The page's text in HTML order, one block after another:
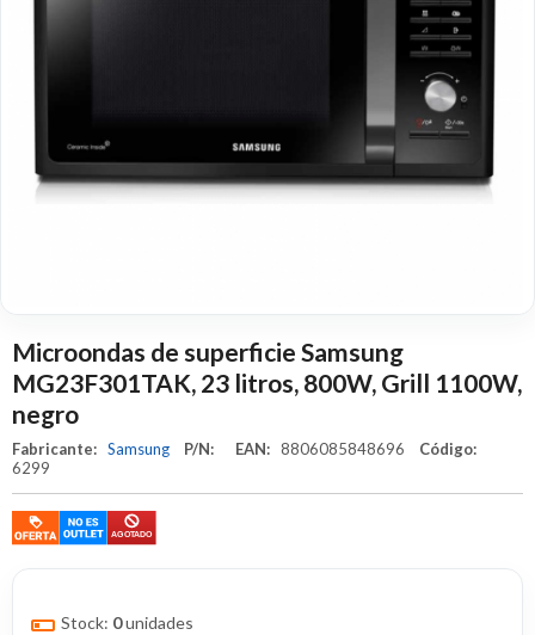
Microondas de superficie Samsung
MG23F301TAK, 23 litros, 800W, Grill 1100W,
negro
Fabricante: Samsung P/N: EAN: 8806085848696 Código:
6299
Stock: 0unidades